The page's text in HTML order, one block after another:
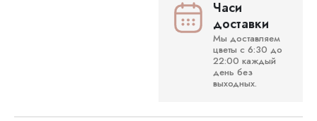
Часи
доставки
Мы доставляем
цветы с 6:30 до
22:00 каждый
день без
выходных.